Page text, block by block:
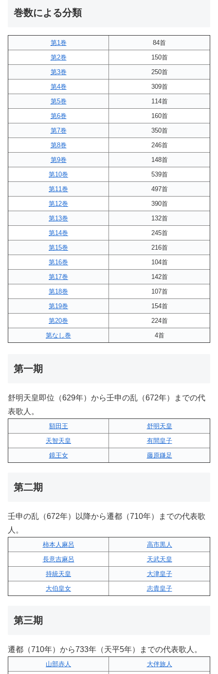
巻数による分類
第1巻
84首
第2巻
150首
第3巻
250首
第4巻
309首
第5巻
114首
第6巻
160首
第7巻
350首
第8巻
246首
第9巻
148首
第10巻
539首
第11巻
497首
第12巻
390首
第13巻
132首
第14巻
245首
第15巻
216首
第16巻
104首
第17巻
142首
第18巻
107首
第19巻
154首
第20巻
224首
第なし巻
4首
第一期
舒明天皇即位（629年）から壬申の乱（672年）までの代
表歌人。
額田王
舒明天皇
天智天皇
有間皇子
鏡王女
藤原鎌足
第二期
壬申の乱（672年）以降から遷都（710年）までの代表歌
人。
柿本人麻呂
高市黒人
長意吉麻呂
天武天皇
持統天皇
大津皇子
大伯皇女
志貴皇子
第三期
遷都（710年）から733年（天平5年）までの代表歌人。
山部赤人
大伴旅人